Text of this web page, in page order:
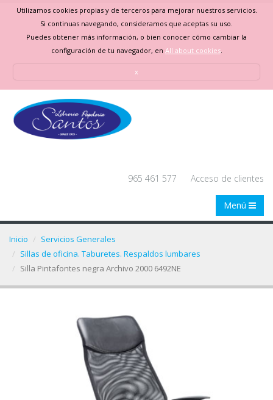
Utilizamos cookies propias y de terceros para mejorar nuestros servicios.
Si continuas navegando, consideramos que aceptas su uso.
Puedes obtener más información, o bien conocer cómo cambiar la
configuración de tu navegador, en All about cookies.
x
965 461 577 Acceso de clientes
Menú
Inicio
Servicios Generales
Sillas de oficina. Taburetes. Respaldos lumbares
Silla Pintafontes negra Archivo 2000 6492NE